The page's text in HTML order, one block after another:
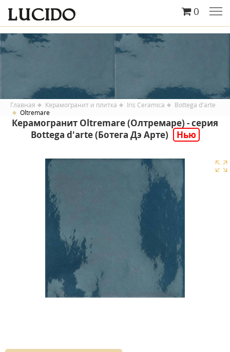
0
Главная Керамогранит и плитка Iris Ceramica
Bottega d'arte
Oltremare
Керамогранит Oltremare (Олтремаре) - серия
Bottega d'arte (Ботега Дэ Арте)
Нью